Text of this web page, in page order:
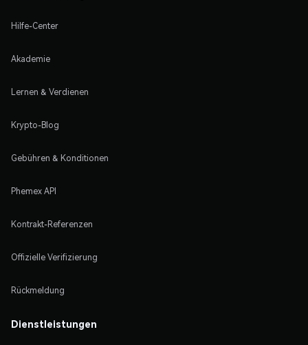
Hilfe-Center
Akademie
Lernen & Verdienen
Krypto-Blog
Gebühren & Konditionen
Phemex API
Kontrakt-Referenzen
Offizielle Verifizierung
Rückmeldung
Dienstleistungen